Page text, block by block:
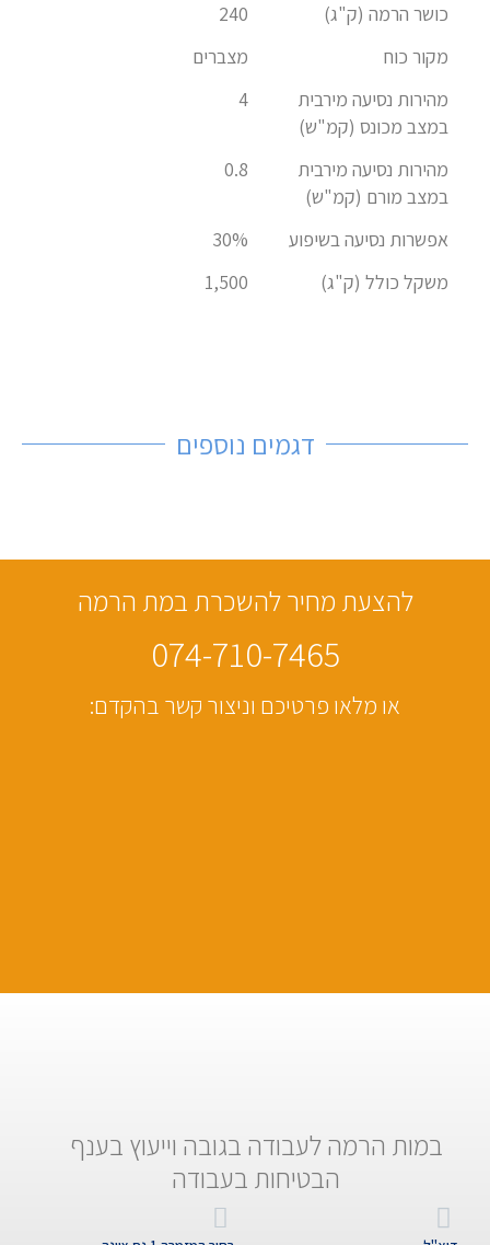
כושר הרמה (ק"ג)
240
מקור כוח
מצברים
מהירות נסיעה מירבית
במצב מכונס (קמ"ש)
4
מהירות נסיעה מירבית
במצב מורם (קמ"ש)
0.8
אפשרות נסיעה בשיפוע
30%
משקל כולל (ק"ג)
1,500
דגמים נוספים
להצעת מחיר להשכרת במת הרמה
074-710-7465
או מלאו פרטיכם וניצור קשר בהקדם:
במות הרמה לעבודה בגובה וייעוץ בענף
הבטיחות בעבודה